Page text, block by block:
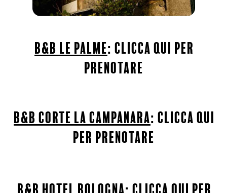
b&b le palme: clicca qui per
prenotare
b&b corte la campanara: clicca qui
per prenotare
b&b hotel bologna: clicca qui per